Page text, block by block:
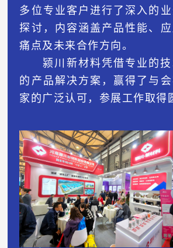
多位专业客户进行了深入的
探讨，内容涵盖产品性能、
痛点及未来合作方向。
颍川新材料凭借专业的
的产品解决方案，赢得了与
家的广泛认可，参展工作取得